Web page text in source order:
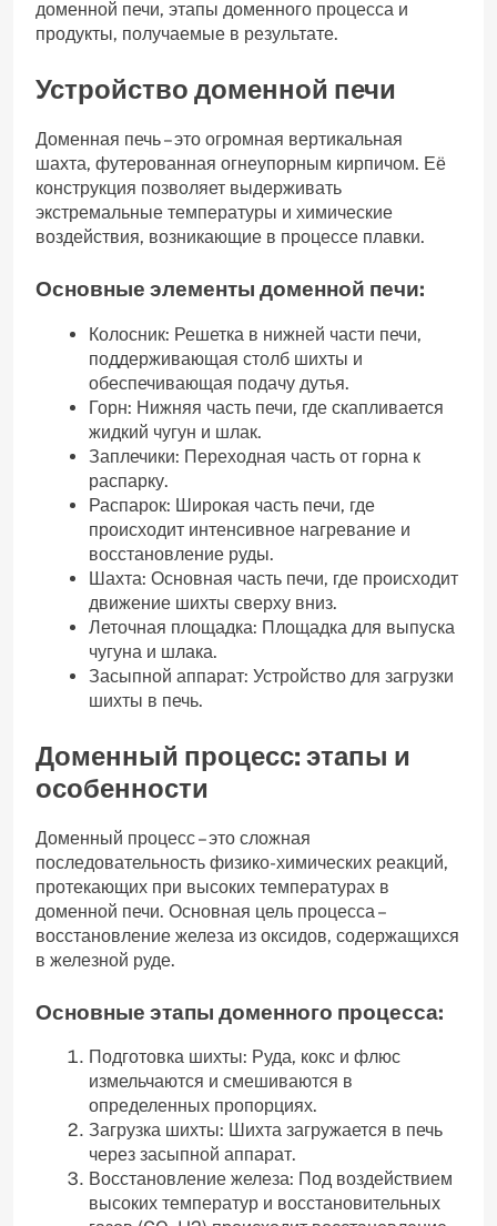
доменной печи‚ этапы доменного процесса и
продукты‚ получаемые в результате.
Устройство доменной печи
Доменная печь – это огромная вертикальная
шахта‚ футерованная огнеупорным кирпичом. Её
конструкция позволяет выдерживать
экстремальные температуры и химические
воздействия‚ возникающие в процессе плавки.
Основные элементы доменной печи:
Колосник: Решетка в нижней части печи‚
поддерживающая столб шихты и
обеспечивающая подачу дутья.
Горн: Нижняя часть печи‚ где скапливается
жидкий чугун и шлак.
Заплечики: Переходная часть от горна к
распарку.
Распарок: Широкая часть печи‚ где
происходит интенсивное нагревание и
восстановление руды.
Шахта: Основная часть печи‚ где происходит
движение шихты сверху вниз.
Леточная площадка: Площадка для выпуска
чугуна и шлака.
Засыпной аппарат: Устройство для загрузки
шихты в печь.
Доменный процесс: этапы и
особенности
Доменный процесс – это сложная
последовательность физико-химических реакций‚
протекающих при высоких температурах в
доменной печи. Основная цель процесса –
восстановление железа из оксидов‚ содержащихся
в железной руде.
Основные этапы доменного процесса:
Подготовка шихты: Руда‚ кокс и флюс
измельчаются и смешиваются в
определенных пропорциях.
Загрузка шихты: Шихта загружается в печь
через засыпной аппарат.
Восстановление железа: Под воздействием
высоких температур и восстановительных